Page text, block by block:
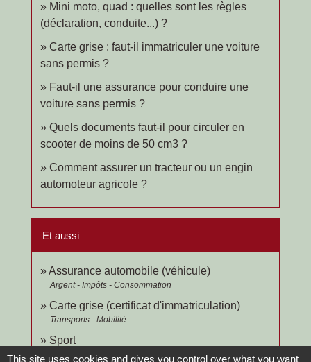
Mini moto, quad : quelles sont les règles
(déclaration, conduite...) ?
Carte grise : faut-il immatriculer une voiture
sans permis ?
Faut-il une assurance pour conduire une
voiture sans permis ?
Quels documents faut-il pour circuler en
scooter de moins de 50 cm3 ?
Comment assurer un tracteur ou un engin
automoteur agricole ?
Et aussi
Assurance automobile (véhicule)
Argent - Impôts - Consommation
Carte grise (certificat d'immatriculation)
Transports - Mobilité
Sport
Loisirs - Sports - Culture
This site uses cookies and gives you control over what you want